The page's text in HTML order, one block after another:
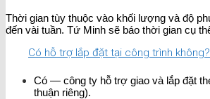
Thời gian tùy thuộc vào khối lượng và độ
đến vài tuần. Tứ Minh sẽ báo thời gian cụ
Có hỗ trợ lắp đặt tại công trình không?
Có — công ty hỗ trợ giao và lắp đặt
thuận riêng).